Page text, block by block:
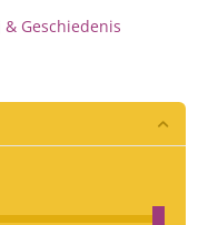
Geschiedenis